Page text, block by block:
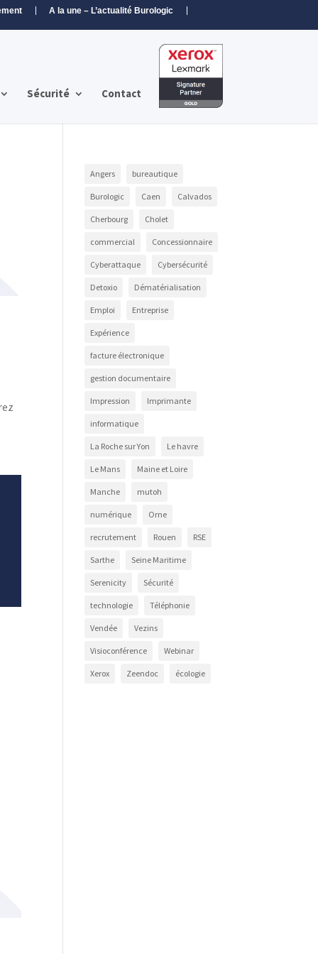
A la une – L’actualité Burologic
Sécurité Contact
Angers bureautique
Burologic Caen Calvados
Cherbourg Cholet
commercial Concessionnaire
Cyberattaque Cybersécurité
Detoxio Dématérialisation
Emploi Entreprise
Expérience
facture électronique
gestion documentaire
Impression Imprimante
informatique
La Roche sur Yon Le havre
Le Mans Maine et Loire
Manche mutoh
numérique Orne
recrutement Rouen RSE
Sarthe Seine Maritime
Serenicity Sécurité
technologie Téléphonie
Vendée Vezins
Visioconférence Webinar
Xerox Zeendoc écologie